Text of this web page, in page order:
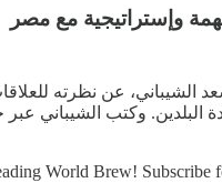
وإستراتيجية مع مصر
الشيباني، عن نظرته
البلدين. وكتب الشيباني
World Brew! Subscribe